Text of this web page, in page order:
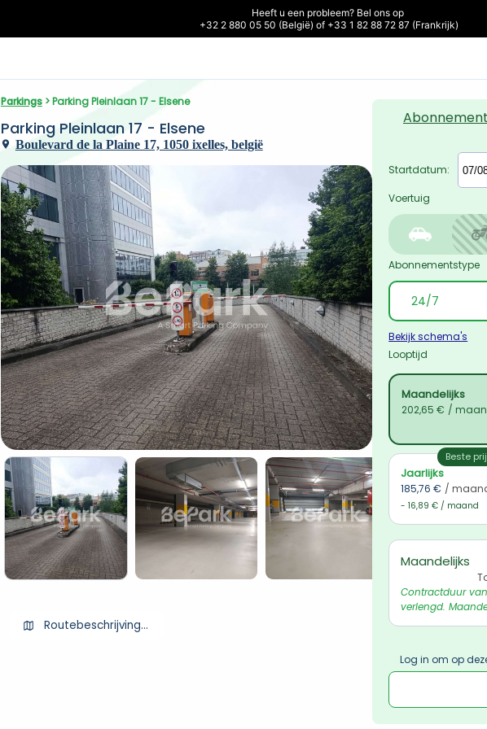
Heeft u een probleem? Bel ons op
+32 2 880 05 50 (België) of +33 1 82 88 72 87 (Frankrijk)
Parkings > Parking Pleinlaan 17 - Elsene
Parking Pleinlaan 17 - Elsene
Boulevard de la Plaine 17, 1050 ixelles, belgië
Routebeschrijving ophalen
Abonnement
Startdatum:
Voertuig
Abonnementstype
Bekijk schema's
Looptijd
Maandelijks
202,65 € /
Beste
Jaarlijks
185,76 € /
- 16,89 € / maand
Maandelijks
Contractduur
verlengd.
Log in om op